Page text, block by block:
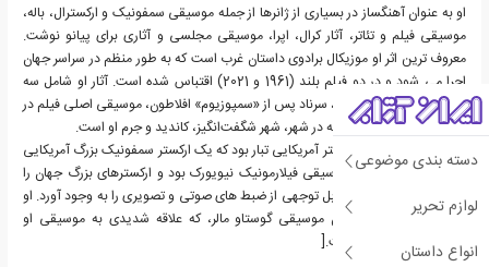
دسته بندی موضوعی
لوازم تحریر
انواع داستان
او به عنوان آهنگساز در بسیاری از ژانرها از جمله موسیقی سمفونیک و ارکسترال، باله،
موسیقی فیلم و تئاتر، آثار کرال، اپرا، موسیقی مجلسی و آثاری برای پیانو نوشت.
معروف ترین اثر او موزیکال برادوی داستان غرب است که به طور منظم در سراسر جهان
اجرا می شود و در دو فیلم بلند (1961 و 2021) اقتباس شده است. آثار او شامل سه
سمفونی، مزامیر چیچستر، سرناد پس از «سمپوزیوم» افلاطون، موسیقی اصلی فیلم در
ساحل، و آثار تئاتری از جمله در شهر، شهر شگفت‌انگیز، کاندید و جرم او است.
برنشتاین اولین رهبر ارکستر آمریکایی تبار بود که یک ارکستر سمفونیک بزرگ آمریکایی
را رهبری کرد. او مدیر موسیقی فیلارمونیک نیویورک بود و ارکسترهای بزرگ جهان را
رهبری می کرد و میراث قابل توجهی از ضبط های صوتی و تصویری را به وجود آورد. او
همچنین در احیای مدرن موسیقی گوستاو مالر، که علاقه شدیدی به موسیقی او
داشت، نقش مهمی داشت.[